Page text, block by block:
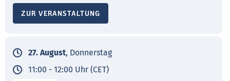
ZUR VERANSTALTUNG
27. August, Donnerstag
11:00 - 12:00 Uhr (CET)